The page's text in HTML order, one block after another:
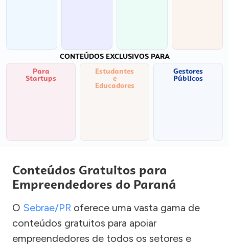
CONTEÚDOS EXCLUSIVOS PARA
Para
Startups
Estudantes
e
Educadores
Gestores
Públicos
Conteúdos Gratuitos para
Empreendedores do Paraná
O Sebrae/PR oferece uma vasta gama de
conteúdos gratuitos para apoiar
empreendedores de todos os setores e